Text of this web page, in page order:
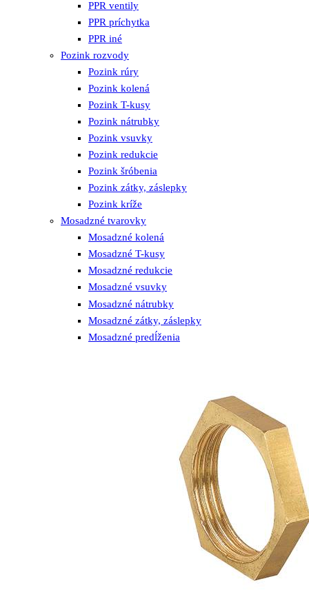
PPR ventily
PPR príchytka
PPR iné
Pozink rozvody
Pozink rúry
Pozink kolená
Pozink T-kusy
Pozink nátrubky
Pozink vsuvky
Pozink redukcie
Pozink šróbenia
Pozink zátky, záslepky
Pozink kríže
Mosadzné tvarovky
Mosadzné kolená
Mosadzné T-kusy
Mosadzné redukcie
Mosadzné vsuvky
Mosadzné nátrubky
Mosadzné zátky, záslepky
Mosadzné predĺženia